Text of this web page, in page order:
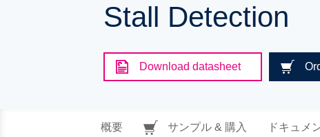
Stall Detection
Download datasheet
概要 サンプル & 購入 ドキュメ